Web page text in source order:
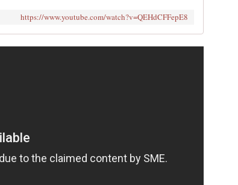
https://www.youtube.com/watch?v=QEHdCFFepE8